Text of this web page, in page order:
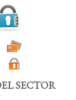
SECTOR